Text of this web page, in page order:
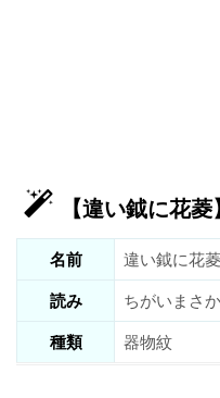
【違い鉞に花
名前
違い鉞に花菱
読み
ちがいまさ
種類
器物紋